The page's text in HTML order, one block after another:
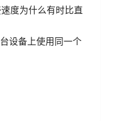
度为什么有时比直
设备上使用同一个